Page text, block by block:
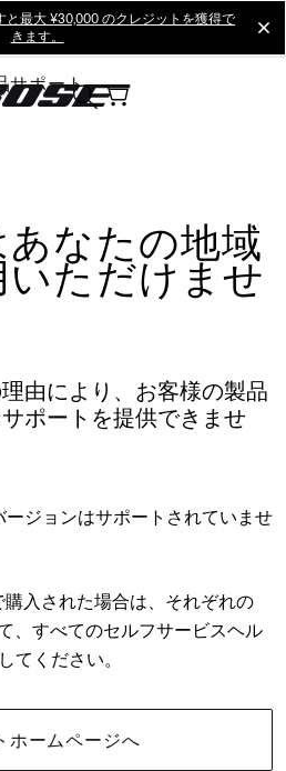
と最大 ¥30,000 のクレジットを獲得で
きます。
サポート
あなたの地域
ただけませ
由により、お客様の製品
ポートを提供できませ
ージョンはサポートされていませ
入された場合は、それぞれの
、すべてのセルフサービスヘル
てください。
ホームページへ